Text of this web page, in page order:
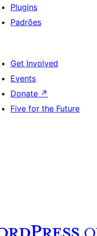
Plugins
Padrões
Get Involved
Events
Donate ↗
Five for the Future